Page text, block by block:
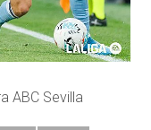
ABC Sevilla